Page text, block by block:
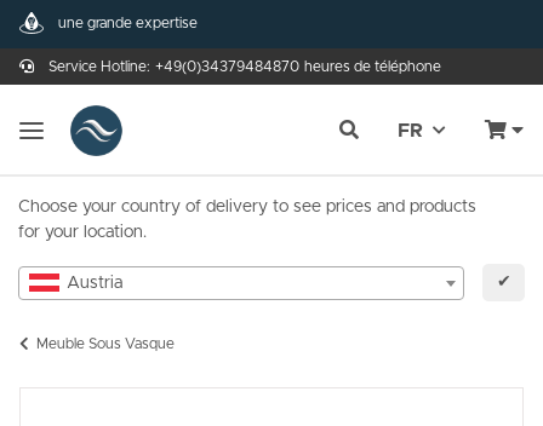
une grande expertise
Service Hotline: +49(0)34379484870 heures de téléphone
FR
Choose your country of delivery to see prices and products
for your location.
Austria ✔
Meuble Sous Vasque